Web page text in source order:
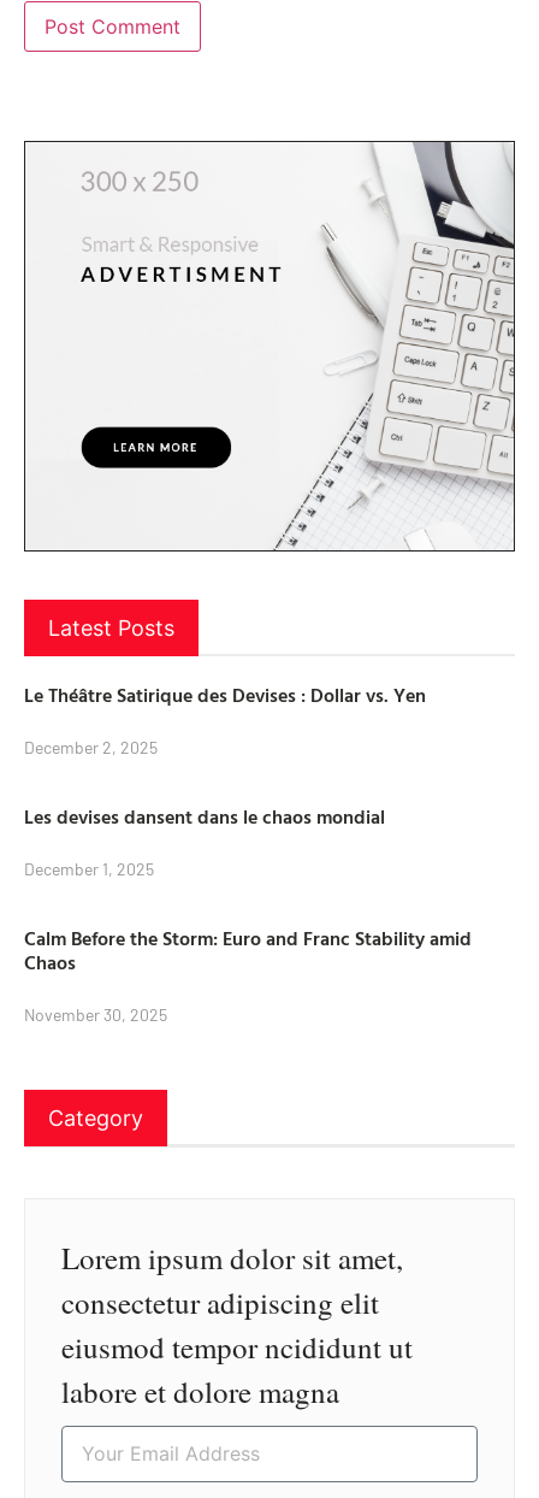
Latest Posts
Le Théâtre Satirique des Devises : Dollar vs. Yen
December 2, 2025
Les devises dansent dans le chaos mondial
December 1, 2025
Calm Before the Storm: Euro and Franc Stability amid
Chaos
November 30, 2025
Category
Lorem ipsum dolor sit amet,
consectetur adipiscing elit
eiusmod tempor ncididunt ut
labore et dolore magna